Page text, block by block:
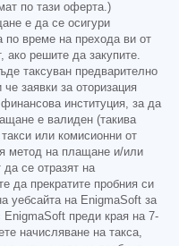
по тази оферта.)
е да се осигури
по време на прехода ви от
ако решите да закупите.
таксуван предварително
заявки за оторизация
институция, за да
е валиден (такива
или комисионни от
метод на плащане и/или
се отразят на
да прекратите пробния си
уебсайта на EnigmaSoft за
преди края на 7-
начисляване на такса,